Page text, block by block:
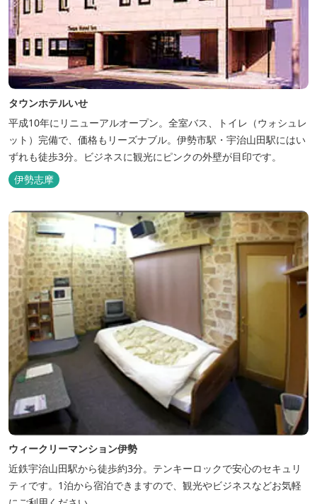
タウンホテルいせ
平成10年にリニューアルオープン。全室バス、トイレ（ウォシュレ
ット）完備で、価格もリーズナブル。伊勢市駅・宇治山田駅にはい
ずれも徒歩3分。ビジネスに観光にピンクの外壁が目印です。
伊勢志摩
ウィークリーマンション伊勢
近鉄宇治山田駅から徒歩約3分。テンキーロックで安心のセキュリ
ティです。1泊から宿泊できますので、観光やビジネスなどお気軽